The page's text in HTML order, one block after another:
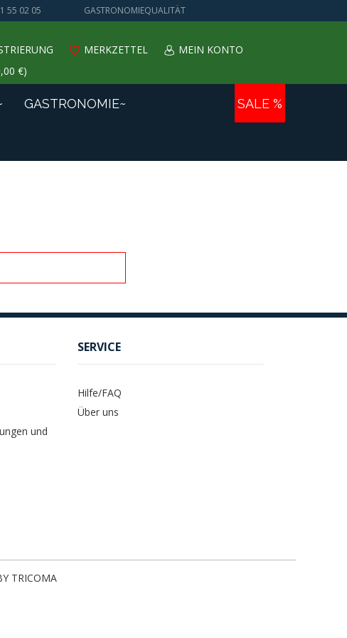
55 02 05 GASTRONOMIEQUALITÄT
MERKZETTEL
MEIN KONTO
€)
GASTRONOMIE~ SALE %
und
SERVICE
Hilfe/FAQ
Über uns
TRICOMA